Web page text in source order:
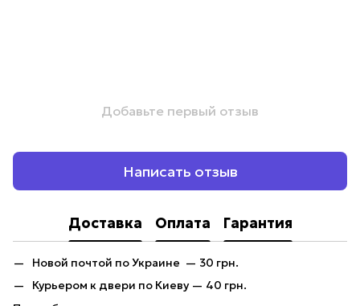
Добавьте первый отзыв
Написать отзыв
Доставка Оплата Гарантия
Новой почтой по Украине — 30 грн.
Курьером к двери по Киеву — 40 грн.